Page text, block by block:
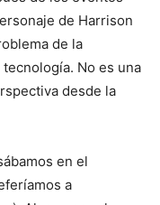
de Harrison
de la
No es una
desde la
en el
a